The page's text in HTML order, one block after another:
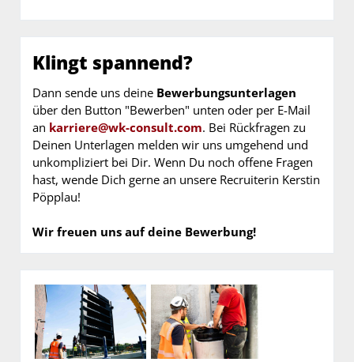
Klingt spannend?
Dann sende uns deine Bewerbungsunterlagen
über den Button "Bewerben" unten oder per E-Mail
an karriere@wk-consult.com. Bei Rückfragen zu
Deinen Unterlagen melden wir uns umgehend und
unkompliziert bei Dir. Wenn Du noch offene Fragen
hast, wende Dich gerne an unsere Recruiterin Kerstin
Pöpplau!
Wir freuen uns auf deine Bewerbung!